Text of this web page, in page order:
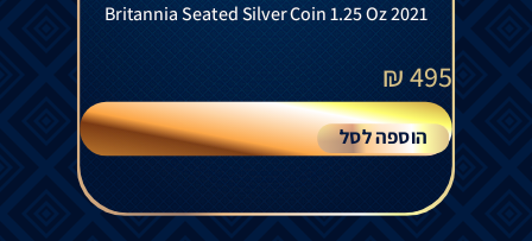
Britannia Seated Silver Coin 1.25 Oz 2021
495
₪
הוספה לסל